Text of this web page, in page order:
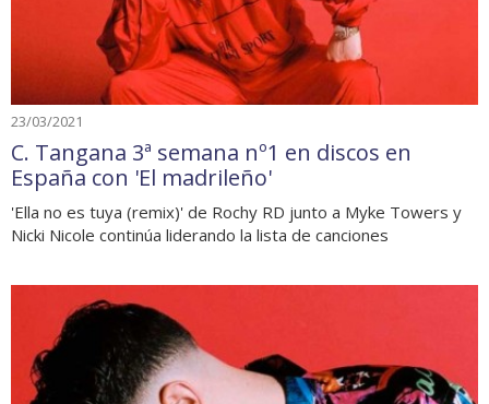
23/03/2021
C. Tangana 3ª semana nº1 en discos en
España con 'El madrileño'
'Ella no es tuya (remix)' de Rochy RD junto a Myke Towers y
Nicki Nicole continúa liderando la lista de canciones